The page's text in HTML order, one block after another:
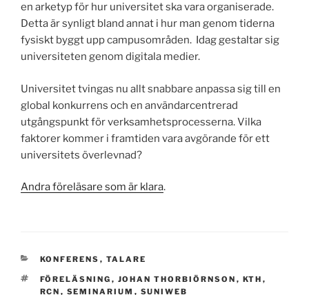
en arketyp för hur universitet ska vara organiserade.
Detta är synligt bland annat i hur man genom tiderna
fysiskt byggt upp campusområden. Idag gestaltar sig
universiteten genom digitala medier.
Universitet tvingas nu allt snabbare anpassa sig till en
global konkurrens och en användarcentrerad
utgångspunkt för verksamhetsprocesserna. Vilka
faktorer kommer i framtiden vara avgörande för ett
universitets överlevnad?
Andra föreläsare som är klara.
CATEGORIES
KONFERENS , TALARE
TAGS
FÖRELÄSNING , JOHAN THORBIÖRNSON , KTH ,
RCN , SEMINARIUM , SUNIWEB